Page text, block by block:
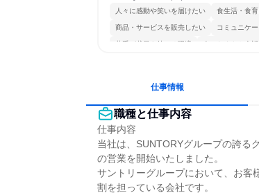
人々に感動や笑いを届けたい 食生活・食
商品・サービスを販売したい コミュニケ
若手が裁量を持てる環境 人とたくさん会話
仕事情報
職種と仕事内容
仕事内容
当社は、SUNTORYグループの誇る
の営業を開始いたしました。
サントリーグループにおいて、お客
割を担っている会社です。